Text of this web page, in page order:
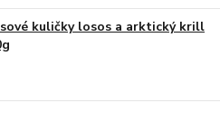
kuličky losos a arktický krill